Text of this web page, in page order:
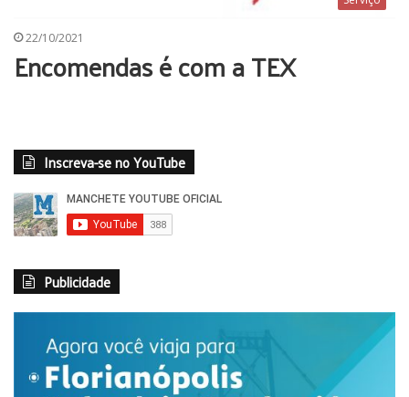
22/10/2021
Encomendas é com a TEX
Inscreva-se no YouTube
Publicidade